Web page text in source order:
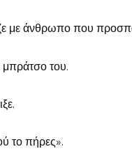
με άνθρωπο που
του.
το πήρες».